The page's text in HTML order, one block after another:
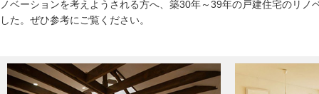
ノベーションを考えようされる方へ、築30年～39年の戸建住宅のリノ
した。ぜひ参考にご覧ください。